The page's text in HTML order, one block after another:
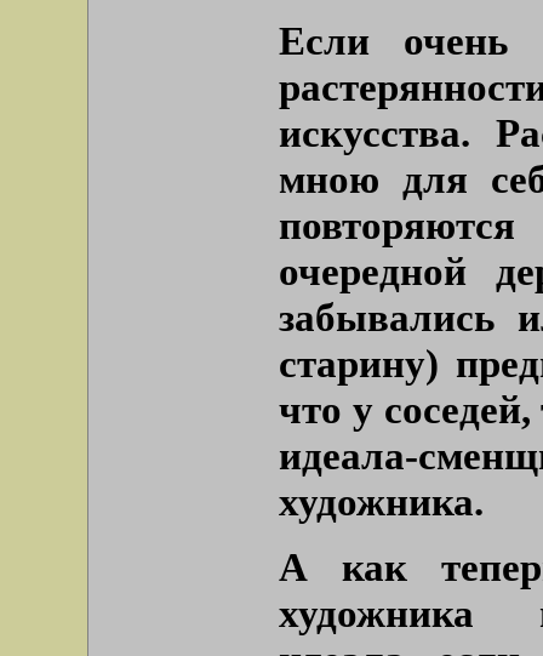
Если очень
искусства.
мною для
очередной
забывались
старину)
что у
идеала-
художника.
А как
художника